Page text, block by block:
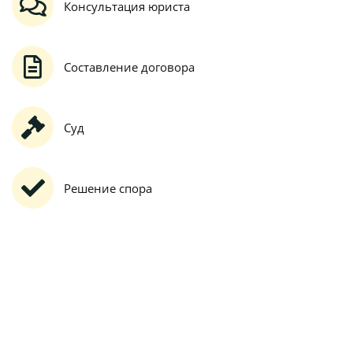
Консультация юриста
Составление договора
Суд
Решение спора